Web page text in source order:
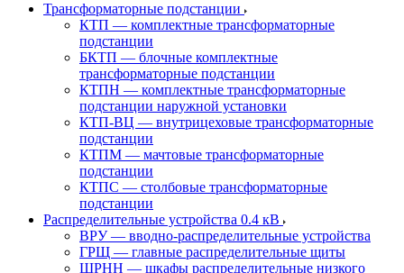
Трансформаторные подстанции
КТП — комплектные трансформаторные
подстанции
БКТП — блочные комплектные
трансформаторные подстанции
КТПН — комплектные трансформаторные
подстанции наружной установки
КТП-ВЦ — внутрицеховые трансформаторные
подстанции
КТПМ — мачтовые трансформаторные
подстанции
КТПС — столбовые трансформаторные
подстанции
Распределительные устройства 0.4 кВ
ВРУ — вводно-распределительные устройства
ГРЩ — главные распределительные щиты
ШРНН — шкафы распределительные низкого